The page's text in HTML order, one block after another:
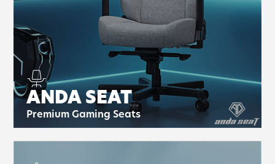
ANDA SEAT
Premium Gaming Seats